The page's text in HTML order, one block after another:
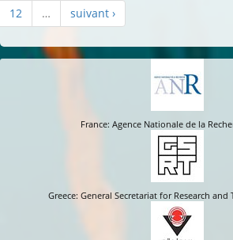
12 … suivant ›
France: Agence Nationale de la
Greece: General Secretariat for Research and